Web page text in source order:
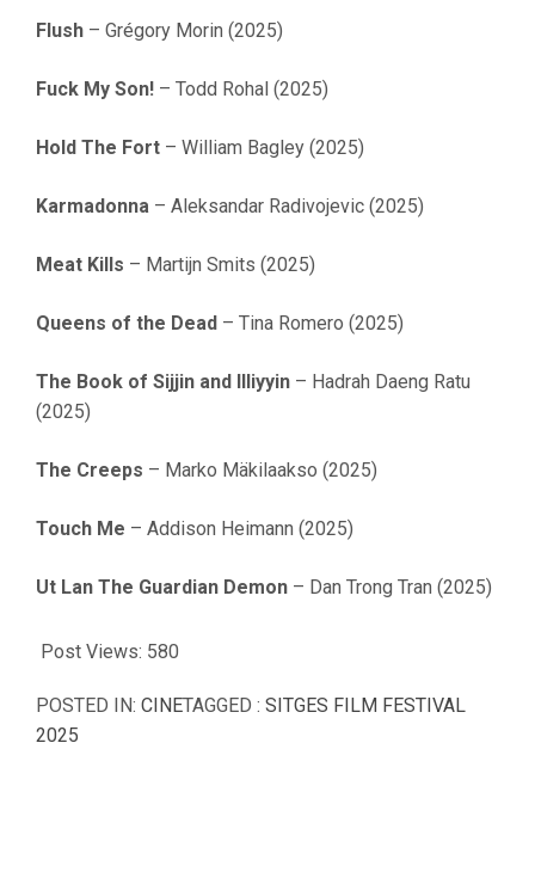
Flush – Grégory Morin (2025)
Fuck My Son! – Todd Rohal (2025)
Hold The Fort – William Bagley (2025)
Karmadonna – Aleksandar Radivojevic (2025)
Meat Kills – Martijn Smits (2025)
Queens of the Dead – Tina Romero (2025)
The Book of Sijjin and Illiyyin – Hadrah Daeng Ratu
(2025)
The Creeps – Marko Mäkilaakso (2025)
Touch Me – Addison Heimann (2025)
Ut Lan The Guardian Demon – Dan Trong Tran (2025)
Post Views: 580
POSTED IN: CINETAGGED : SITGES FILM FESTIVAL
2025